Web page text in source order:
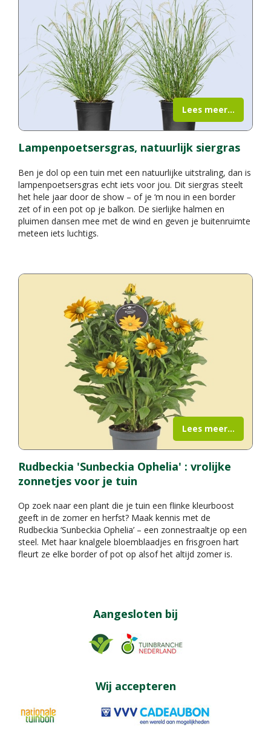
Lampenpoetsersgras, natuurlijk siergras
Ben je dol op een tuin met een natuurlijke uitstraling, dan is
lampenpoetsersgras echt iets voor jou. Dit siergras steelt
het hele jaar door de show – of je ‘m nou in een border
zet of in een pot op je balkon. De sierlijke halmen en
pluimen dansen mee met de wind en geven je buitenruimte
meteen iets luchtigs.
Lees meer...
Rudbeckia 'Sunbeckia Ophelia' : vrolijke
zonnetjes voor je tuin
Op zoek naar een plant die je tuin een flinke kleurboost
geeft in de zomer en herfst? Maak kennis met de
Rudbeckia ‘Sunbeckia Ophelia’ – een zonnestraaltje op een
steel. Met haar knalgele bloemblaadjes en frisgroen hart
fleurt ze elke border of pot op alsof het altijd zomer is.
Lees meer...
Aangesloten bij
Wij accepteren